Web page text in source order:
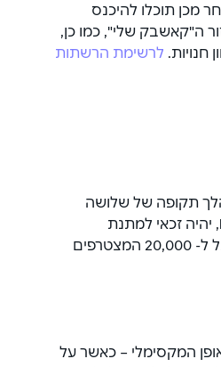
מכן תוכלו להיכנס
ה"קאשבק שלי", כמו כן,
חנויות. לרשימת הרשתות
תקופה של שלושה
ממועד הנפקת כרטיס התוכנית, יעמוד על 15,000 ₪, יהיה זכאי למתנת
הצטרפות - צבירה בסך 75 ₪. מלאי מתנות ההצטרפות מוגבל ל- 20,000 המצטרפים
המקסימלי – כאשר על